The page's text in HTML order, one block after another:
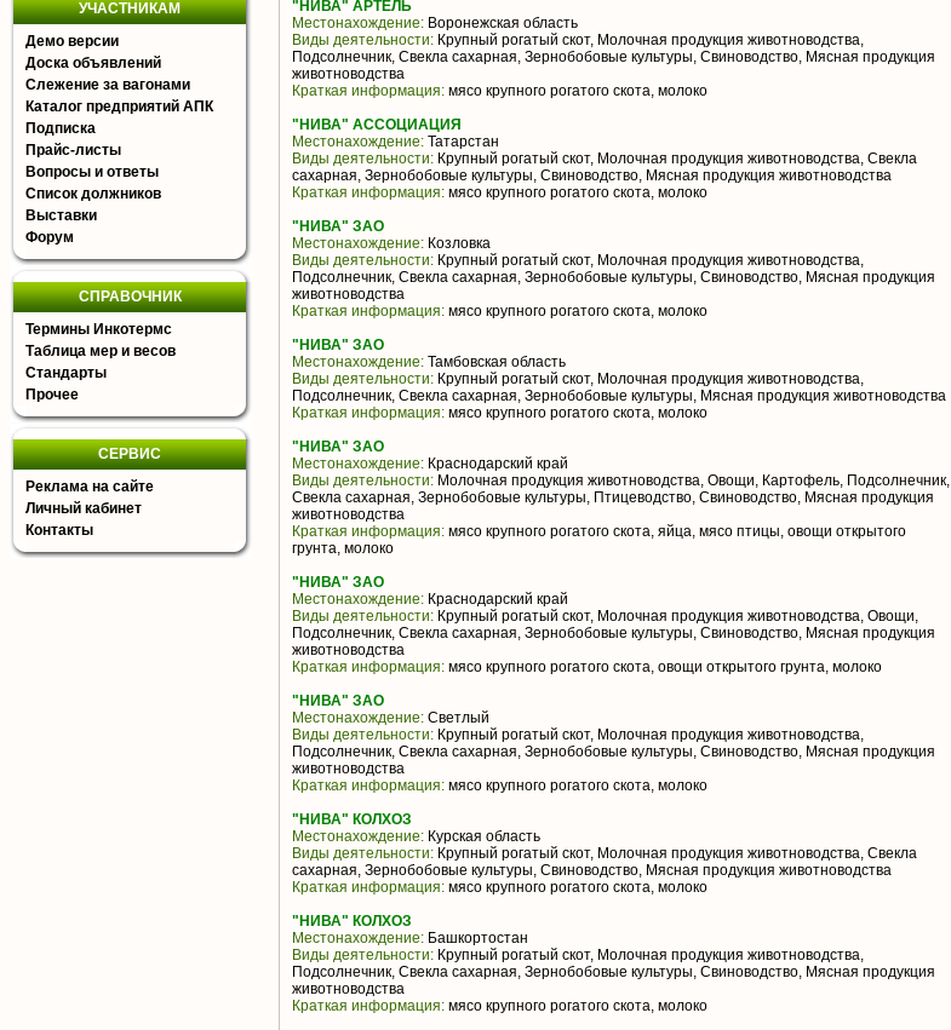
УЧАСТНИКАМ
Демо версии
Доска объявлений
Слежение за вагонами
Каталог предприятий АПК
Подписка
Прайс-листы
Вопросы и ответы
Список должников
Выставки
Форум
СПРАВОЧНИК
Термины Инкотермс
Таблица мер и весов
Стандарты
Прочее
СЕРВИС
Реклама на сайте
Личный кабинет
Контакты
"НИВА" АРТЕЛЬ
Местонахождение: Воронежская область
Виды деятельности: Крупный рогатый скот, Молочная продукция животноводства,
Подсолнечник, Свекла сахарная, Зернобобовые культуры, Свиноводство, Мясная продукция
животноводства
Краткая информация: мясо крупного рогатого скота, молоко
"НИВА" АССОЦИАЦИЯ
Местонахождение: Татарстан
Виды деятельности: Крупный рогатый скот, Молочная продукция животноводства, Свекла
сахарная, Зернобобовые культуры, Свиноводство, Мясная продукция животноводства
Краткая информация: мясо крупного рогатого скота, молоко
"НИВА" ЗАО
Местонахождение: Козловка
Виды деятельности: Крупный рогатый скот, Молочная продукция животноводства,
Подсолнечник, Свекла сахарная, Зернобобовые культуры, Свиноводство, Мясная продукция
животноводства
Краткая информация: мясо крупного рогатого скота, молоко
"НИВА" ЗАО
Местонахождение: Тамбовская область
Виды деятельности: Крупный рогатый скот, Молочная продукция животноводства,
Подсолнечник, Свекла сахарная, Зернобобовые культуры, Мясная продукция животноводства
Краткая информация: мясо крупного рогатого скота, молоко
"НИВА" ЗАО
Местонахождение: Краснодарский край
Виды деятельности: Молочная продукция животноводства, Овощи, Картофель, Подсолнечник,
Свекла сахарная, Зернобобовые культуры, Птицеводство, Свиноводство, Мясная продукция
животноводства
Краткая информация: мясо крупного рогатого скота, яйца, мясо птицы, овощи открытого
грунта, молоко
"НИВА" ЗАО
Местонахождение: Краснодарский край
Виды деятельности: Крупный рогатый скот, Молочная продукция животноводства, Овощи,
Подсолнечник, Свекла сахарная, Зернобобовые культуры, Свиноводство, Мясная продукция
животноводства
Краткая информация: мясо крупного рогатого скота, овощи открытого грунта, молоко
"НИВА" ЗАО
Местонахождение: Светлый
Виды деятельности: Крупный рогатый скот, Молочная продукция животноводства,
Подсолнечник, Свекла сахарная, Зернобобовые культуры, Свиноводство, Мясная продукция
животноводства
Краткая информация: мясо крупного рогатого скота, молоко
"НИВА" КОЛХОЗ
Местонахождение: Курская область
Виды деятельности: Крупный рогатый скот, Молочная продукция животноводства, Свекла
сахарная, Зернобобовые культуры, Свиноводство, Мясная продукция животноводства
Краткая информация: мясо крупного рогатого скота, молоко
"НИВА" КОЛХОЗ
Местонахождение: Башкортостан
Виды деятельности: Крупный рогатый скот, Молочная продукция животноводства,
Подсолнечник, Свекла сахарная, Зернобобовые культуры, Свиноводство, Мясная продукция
животноводства
Краткая информация: мясо крупного рогатого скота, молоко